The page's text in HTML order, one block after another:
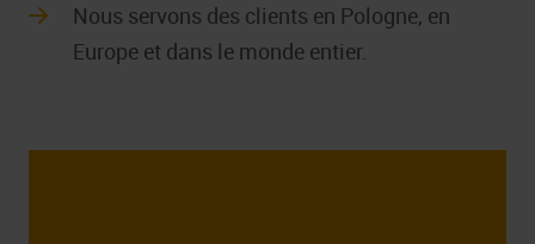
Nous servons des clients en Pologne, en
Europe et dans le monde entier.